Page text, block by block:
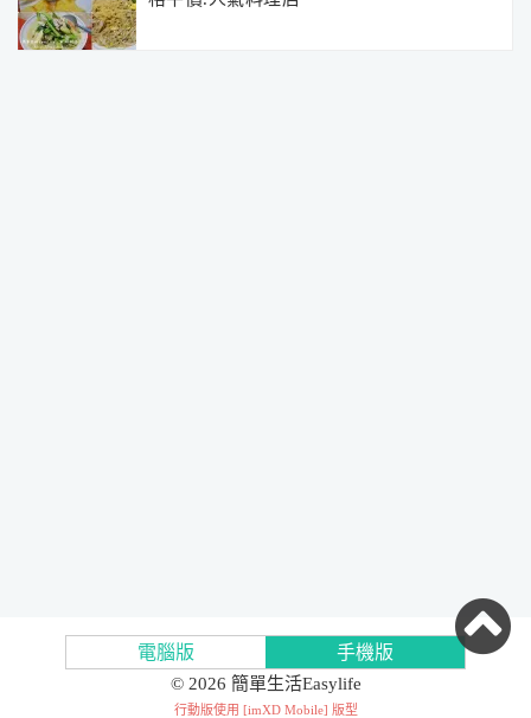
電腦版 手機版
© 2026 簡單生活Easylife
行動版使用 [imXD Mobile] 版型